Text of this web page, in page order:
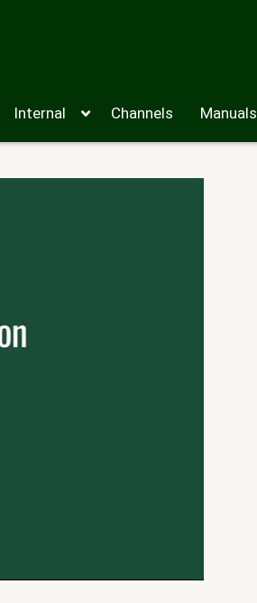
Internal Channels Manuals